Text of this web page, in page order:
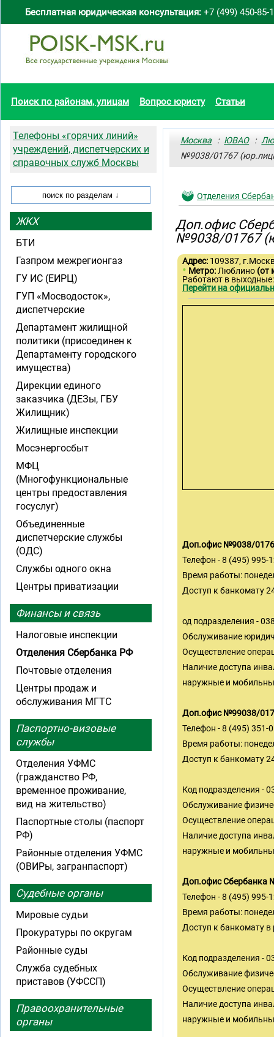
Бесплатная юридическая консультация: +7 (499) 450-85-
Поиск по районам, улицам Вопрос юристу Статьи
Москва : ЮВАО:
№9038/01767
Отделения
Доп.офис
№9038/01767
Адрес: 109387,
• Метро: Люблино (от
Работают в
Перейти на
Доп.офис №9038/
Телефон - 8 (495) 995-
Время работы:
Доступ к банкомату
од подразделения -
Обслуживание
Осуществление
Наличие доступа
наружные и
Доп.офис №99038/
Телефон - 8 (495) 351-
Время работы:
Доступ к банкомату
Код подразделения -
Обслуживание
Осуществление
Наличие доступа
наружные и
Доп.офис Сбербанка
Телефон - 8 (495) 995-
Время работы:
Доступ к банкомату
Код подразделения -
Обслуживание
Осуществление
Наличие доступа
наружные и
Телефоны «горячих линий»
учреждений, диспетчерских и
справочных служб Москвы
ЖКХ
БТИ
Газпром межрегионгаз
ГУ ИС (ЕИРЦ)
ГУП «Мосводосток»,
диспетчерские
Департамент жилищной
политики (присоединен к
Департаменту городского
имущества)
Дирекции единого
заказчика (ДЕЗы, ГБУ
Жилищник)
Жилищные инспекции
Мосэнергосбыт
МФЦ
(Многофункциональные
центры предоставления
госуслуг)
Объединенные
диспетчерские службы
(ОДС)
Службы одного окна
Центры приватизации
Финансы и связь
Налоговые инспекции
Отделения Сбербанка РФ
Почтовые отделения
Центры продаж и
обслуживания МГТС
Паспортно-визовые
службы
Отделения УФМС
(гражданство РФ,
временное проживание,
вид на жительство)
Паспортные столы (паспорт
РФ)
Районные отделения УФМС
(ОВИРы, загранпаспорт)
Судебные органы
Мировые судьи
Прокуратуры по округам
Районные суды
Служба судебных
приставов (УФССП)
Правоохранительные
органы